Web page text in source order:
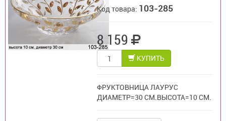
Код товара: 103-285
8 159
КУПИТЬ
ФРУКТОВНИЦА ЛАУРУС
ДИАМЕТР=30 СМ.ВЫСОТА=10 СМ.